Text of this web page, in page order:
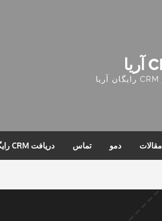
مقالات دمو تماس دریافت CRM رایگان